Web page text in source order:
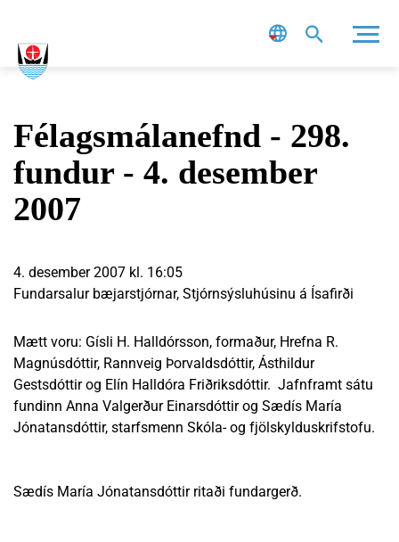
Félagsmálanefnd - 298.
fundur - 4. desember
2007
4. desember 2007 kl. 16:05
Fundarsalur bæjarstjórnar, Stjórnsýsluhúsinu á Ísafirði
Mætt voru: Gísli H. Halldórsson, formaður, Hrefna R.
Magnúsdóttir, Rannveig Þorvaldsdóttir, Ásthildur
Gestsdóttir og Elín Halldóra Friðriksdóttir. Jafnframt sátu
fundinn Anna Valgerður Einarsdóttir og Sædís María
Jónatansdóttir, starfsmenn Skóla- og fjölskylduskrifstofu.
Sædís María Jónatansdóttir ritaði fundargerð.